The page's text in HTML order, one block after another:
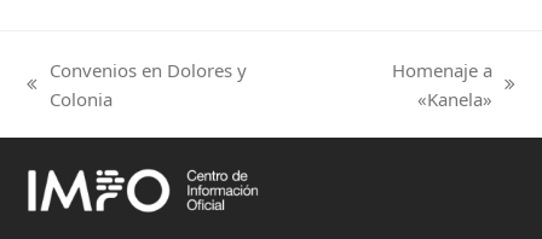
previous
Convenios en Dolores y
Colonia
Homenaje a
«Kanela»